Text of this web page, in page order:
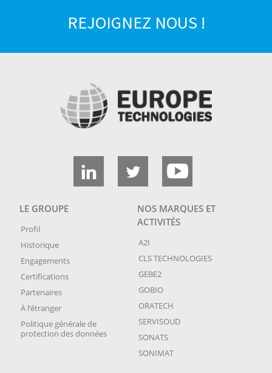
REJOIGNEZ NOUS !
LE GROUPE
Profil
Historique
Engagements
Certifications
Partenaires
À l’étranger
Politique générale de
protection des données
NOS MARQUES ET
ACTIVITÉS
A2I
CLS TECHNOLOGIES
GEBE2
GOBIO
ORATECH
SERVISOUD
SONATS
SONIMAT